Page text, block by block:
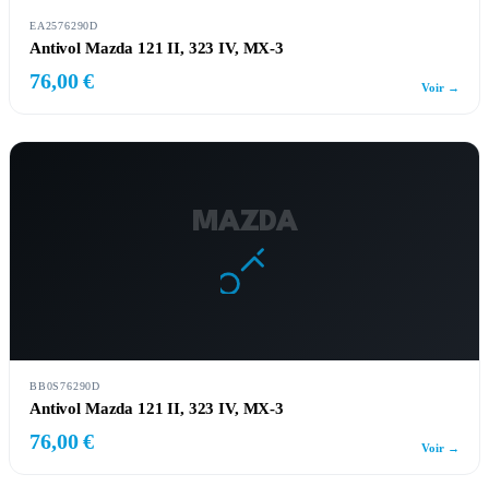
EA2576290D
Antivol Mazda 121 II, 323 IV, MX-3
76,00 € Voir →
MAZDA
BB0S76290D
Antivol Mazda 121 II, 323 IV, MX-3
76,00 € Voir →